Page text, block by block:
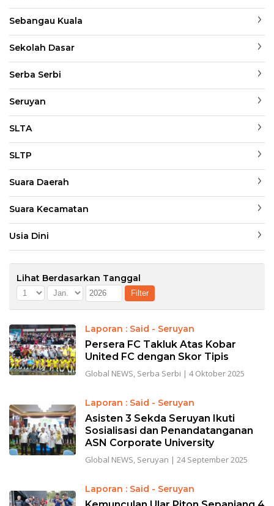
Sebangau Kuala
Sekolah Dasar
Serba Serbi
Seruyan
SLTA
SLTP
Suara Daerah
Suara Kecamatan
Usia Dini
Lihat Berdasarkan Tanggal
Laporan : Said - Seruyan
Persera FC Takluk Atas Kobar
United FC dengan Skor Tipis
Global NEWS, Serba Serbi | 4 Oktober 2025
Laporan : Said - Seruyan
Asisten 3 Sekda Seruyan Ikuti
Sosialisasi dan Penandatanganan
ASN Corporate University
Global NEWS, Seruyan | 24 September 2025
Laporan : Said - Seruyan